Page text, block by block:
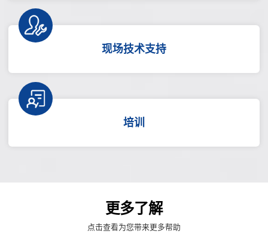
现场技术支持
培训
更多了解
点击查看为您带来更多帮助